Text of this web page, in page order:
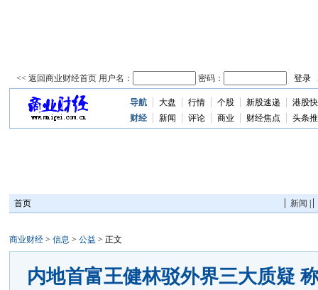
导航 大盘 行情 个股 新股速递
港股
财经
新闻 评论 商业 财经焦点 头条
首页 新闻
商业财经> 信息 > 公益 > 正文
内地首富王健林驳外界三大质疑